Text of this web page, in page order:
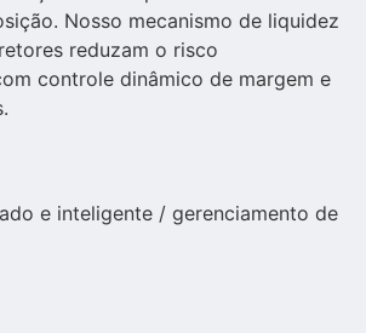
Nosso mecanismo de liquidez
reduzam o risco
controle dinâmico de margem e
e inteligente / gerenciamento de